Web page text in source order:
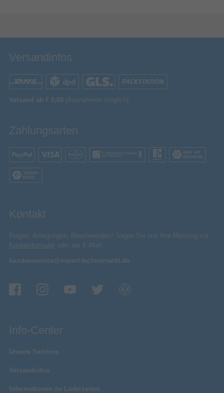
Versandinfos
Versand ab € 0,00 (Ausnahmen möglich)
Zahlungsarten
Kontakt
Fragen, Anregungen, Beschwerden? Sagen Sie uns Ihre Meinung via
Kontaktformular oder per E-Mail:
kundenservice@expert-technomarkt.de
Info-Center
Unsere Services
Versandinfos
Informationen zu Lieferzeiten